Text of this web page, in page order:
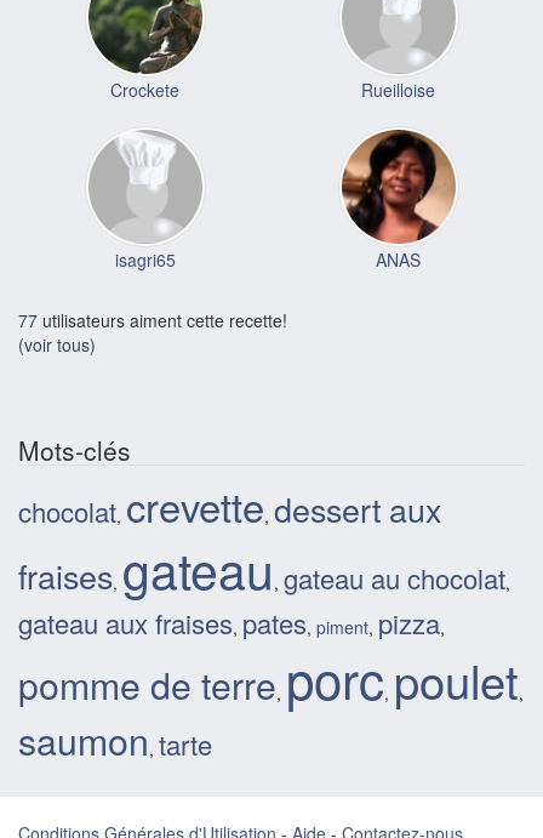
Crockete Rueilloise
isagri65 ANAS
77 utilisateurs aiment cette recette!
(voir tous)
Mots-clés
chocolat, crevette, dessert aux
fraises, gateau , gateau au chocolat,
gateau aux fraises, pates, piment, pizza,
pomme de terre, porc, poulet,
saumon, tarte
Conditions Générales d'Utilisation - Aide - Contactez-nous